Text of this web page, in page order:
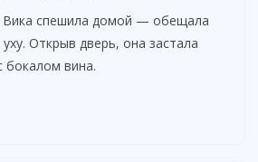
Вика спешила домой — обещала
Открыв дверь, она застала
бокалом вина.